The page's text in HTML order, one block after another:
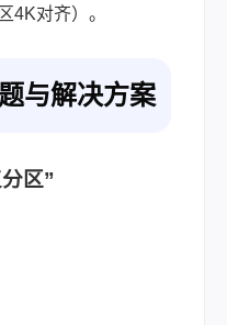
4K对齐）。
与解决方案
区”